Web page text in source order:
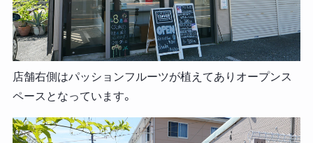
店舗右側はパッションフルーツが植えてありオープンス
ペースとなっています。